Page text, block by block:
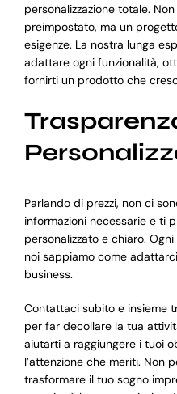
personalizzazione totale.
preimpostato, ma un
esigenze. La nostra lunga
adattare ogni funzionalità,
fornirti un prodotto che
Parlando di prezzi, non ci
informazioni necessarie e ti
personalizzato e chiaro.
noi sappiamo come
business.
Contattaci subito e insieme
per far decollare la tua
aiutarti a raggiungere i tuoi
l’attenzione che meriti. Non
trasformare il tuo sogno